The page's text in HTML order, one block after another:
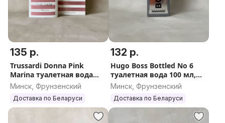
135 р.
Trussardi Donna Pink
Marina туалетная вода
100 мл, оригинал, Италия
Минск, Фрунзенский
Доставка по Беларуси
132 р.
Hugo Boss Bottled No 6
туалетная вода 100 мл,
оригинал, Германия
Минск, Фрунзенский
Доставка по Беларуси